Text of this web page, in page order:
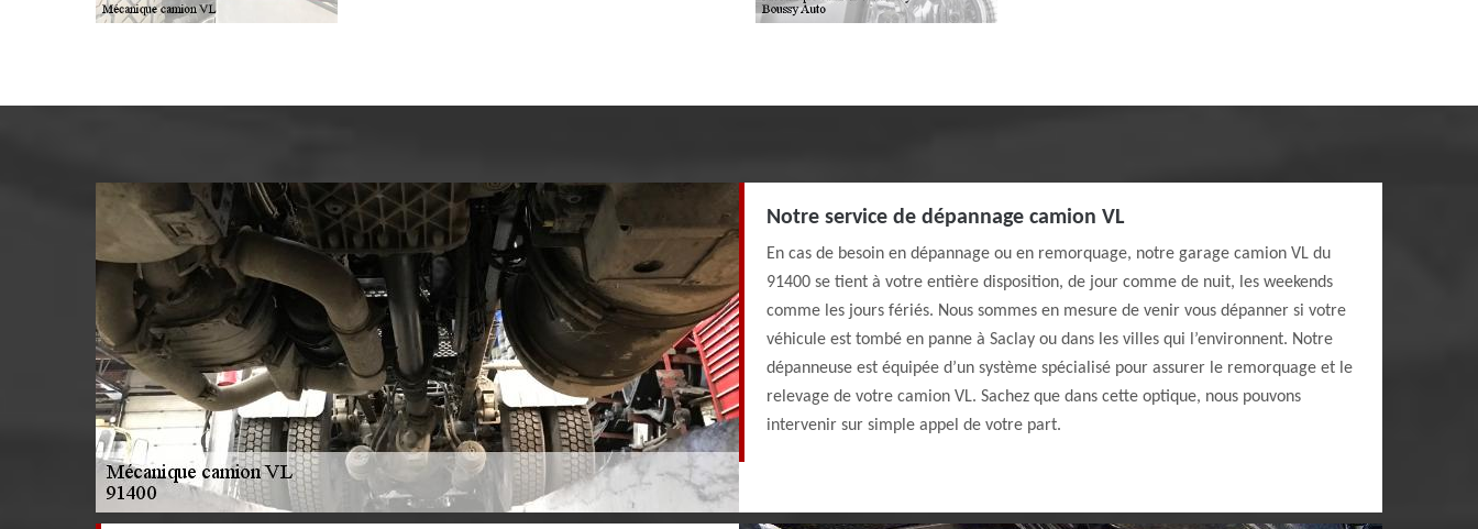
Notre service de dépannage camion VL
En cas de besoin en dépannage ou en remorquage, notre garage camion VL du
91400 se tient à votre entière disposition, de jour comme de nuit, les weekends
comme les jours fériés. Nous sommes en mesure de venir vous dépanner si votre
véhicule est tombé en panne à Saclay ou dans les villes qui l’environnent. Notre
dépanneuse est équipée d’un système spécialisé pour assurer le remorquage et le
relevage de votre camion VL. Sachez que dans cette optique, nous pouvons
intervenir sur simple appel de votre part.